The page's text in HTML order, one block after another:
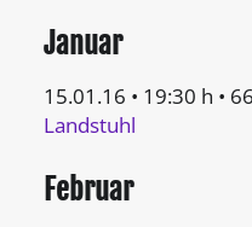
Januar
15.01.16 • 19:30 h •
Landstuhl
Februar